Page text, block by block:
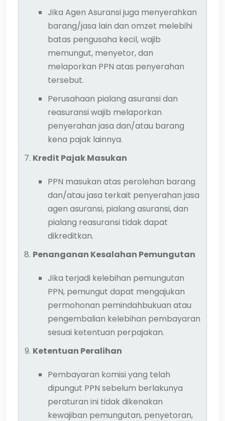
Jika Agen Asuransi juga menyerahkan
barang/jasa lain dan omzet melebihi
batas pengusaha kecil, wajib
memungut, menyetor, dan
melaporkan PPN atas penyerahan
tersebut.
Perusahaan pialang asuransi dan
reasuransi wajib melaporkan
penyerahan jasa dan/atau barang
kena pajak lainnya.
Kredit Pajak Masukan
PPN masukan atas perolehan barang
dan/atau jasa terkait penyerahan jasa
agen asuransi, pialang asuransi, dan
pialang reasuransi tidak dapat
dikreditkan.
Penanganan Kesalahan Pemungutan
Jika terjadi kelebihan pemungutan
PPN, pemungut dapat mengajukan
permohonan pemindahbukuan atau
pengembalian kelebihan pembayaran
sesuai ketentuan perpajakan.
Ketentuan Peralihan
Pembayaran komisi yang telah
dipungut PPN sebelum berlakunya
peraturan ini tidak dikenakan
kewajiban pemungutan, penyetoran,